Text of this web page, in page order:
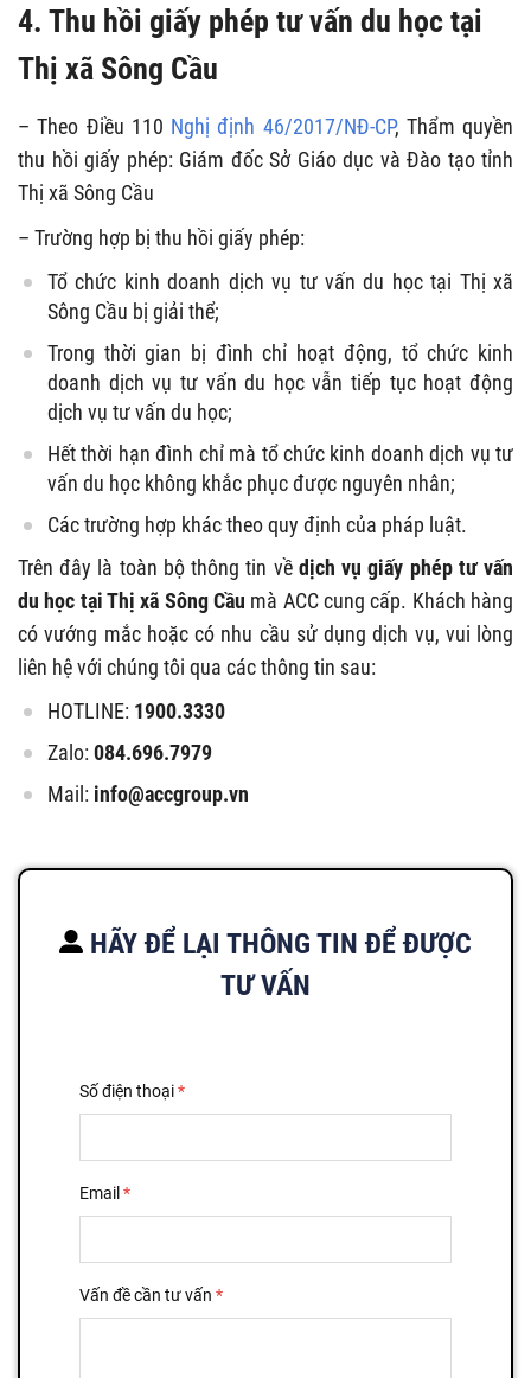
4. Thu hồi giấy phép tư vấn du học tại
Thị xã Sông Cầu
– Theo Điều 110 Nghị định 46/2017/NĐ-CP, Thẩm quyền
thu hồi giấy phép: Giám đốc Sở Giáo dục và Đào tạo tỉnh
Thị xã Sông Cầu
– Trường hợp bị thu hồi giấy phép:
Tổ chức kinh doanh dịch vụ tư vấn du học tại Thị xã
Sông Cầu bị giải thể;
Trong thời gian bị đình chỉ hoạt động, tổ chức kinh
doanh dịch vụ tư vấn du học vẫn tiếp tục hoạt động
dịch vụ tư vấn du học;
Hết thời hạn đình chỉ mà tổ chức kinh doanh dịch vụ tư
vấn du học không khắc phục được nguyên nhân;
Các trường hợp khác theo quy định của pháp luật.
Trên đây là toàn bộ thông tin về dịch vụ giấy phép tư vấn
du học tại Thị xã Sông Cầu mà ACC cung cấp. Khách hàng
có vướng mắc hoặc có nhu cầu sử dụng dịch vụ, vui lòng
liên hệ với chúng tôi qua các thông tin sau:
HOTLINE: 1900.3330
Zalo:084.696.7979
Mail: info@accgroup.vn
HÃY ĐỂ LẠI THÔNG TIN ĐỂ ĐƯỢC
TƯ VẤN